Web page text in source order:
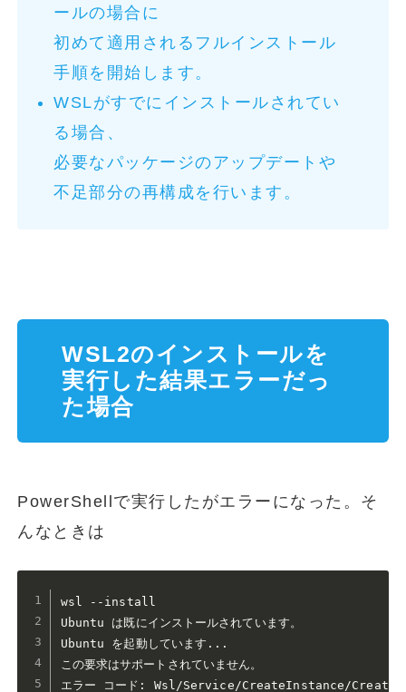
ールの場合に
初めて適用されるフルインストール
手順を開始します。
WSLがすでにインストールされてい
る場合、
必要なパッケージのアップデートや
不足部分の再構成を行います。
WSL2のインストールを
実行した結果エラーだっ
た場合
PowerShellで実行したがエラーになった。そ
んなときは
wsl --install
Ubuntu は既にインストールされています。
Ubuntu を起動しています...
この要求はサポートされていません。
エラー コード: Wsl/Service/CreateInstance/